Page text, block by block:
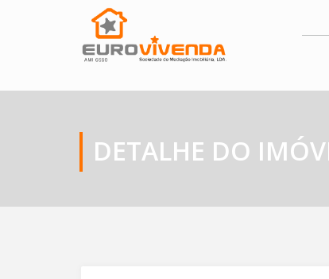
DETALHE DO